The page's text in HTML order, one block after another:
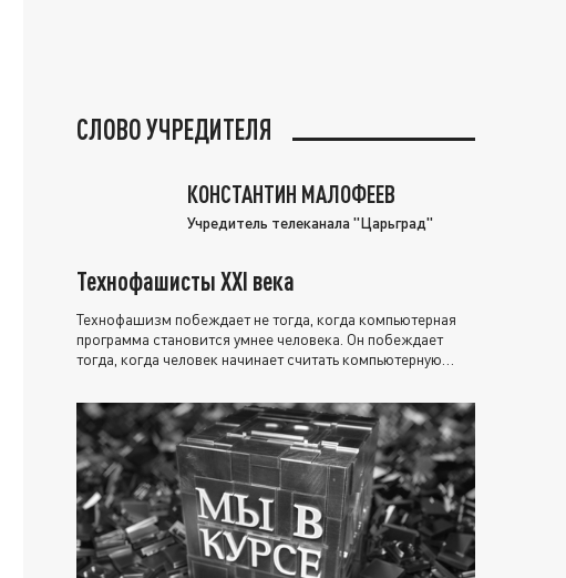
СЛОВО УЧРЕДИТЕЛЯ
КОНСТАНТИН МАЛОФЕЕВ
Учредитель телеканала "Царьград"
Технофашисты XXI века
Технофашизм побеждает не тогда, когда компьютерная
программа становится умнее человека. Он побеждает
тогда, когда человек начинает считать компьютерную